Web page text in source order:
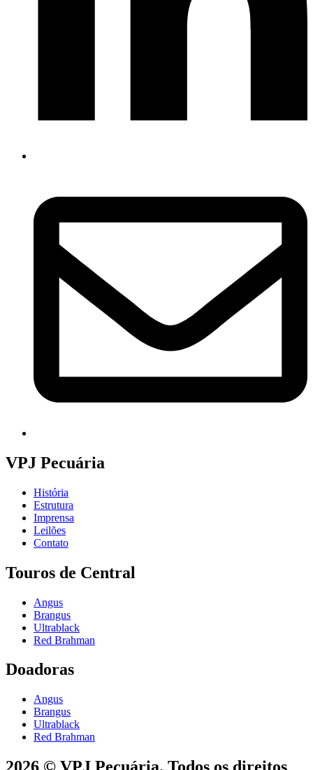
VPJ Pecuária
História
Estrutura
Imprensa
Leilões
Contato
Touros de Central
Angus
Brangus
Ultrablack
Red Brahman
Doadoras
Angus
Brangus
Ultrablack
Red Brahman